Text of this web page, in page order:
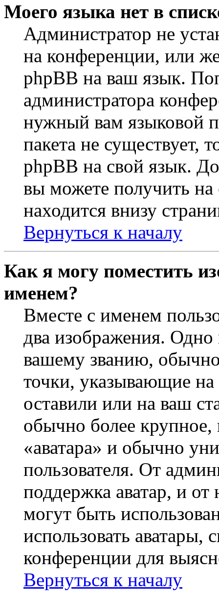
Моего языка нет в
Администратор не
на конференции, или
phpBB на ваш язык.
администратора
нужный вам языковой
пакета не существует,
phpBB на свой язык.
вы можете получить на
находится внизу
Вернуться к началу
Как я могу поместить
именем?
Вместе с именем
два изображения.
вашему званию, обычно
точки, указывающие
оставили или на ваш
обычно более крупное,
«аватара» и обычно
пользователя. От
поддержка аватар, и от
могут быть
использовать аватары,
конференции для
Вернуться к началу